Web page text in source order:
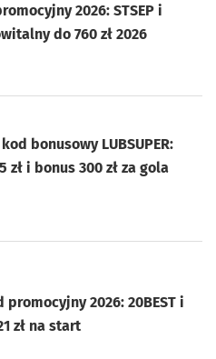
2026: STSEP i
do 760 zł 2026
bonusowy LUBSUPER:
zł i bonus 300 zł za gola
promocyjny 2026: 20BEST i
zł na start